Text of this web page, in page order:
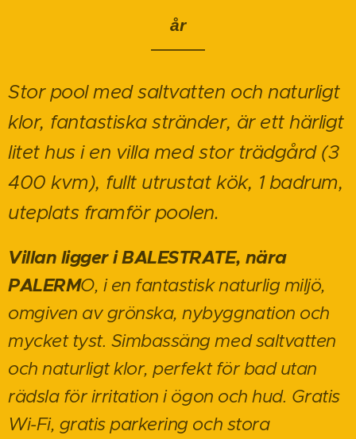
år
Stor pool med saltvatten och naturligt
klor, fantastiska stränder, är ett härligt
litet hus i en villa med stor trädgård (3
400 kvm), fullt utrustat kök, 1 badrum,
uteplats framför poolen.
Villan ligger i BALESTRATE, nära
PALERMO, i en fantastisk naturlig miljö,
omgiven av grönska, nybyggnation och
mycket tyst. Simbassäng med saltvatten
och naturligt klor, perfekt för bad utan
rädsla för irritation i ögon och hud. Gratis
Wi-Fi, gratis parkering och stora